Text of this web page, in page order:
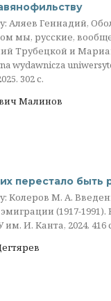
Аляев Геннадий,
мы, русские,
Трубецкой и
wydawnicza
302 с.
Малинов
перестало быть
Колеров М. А.
(1917-
И. Канта, 2024. 416